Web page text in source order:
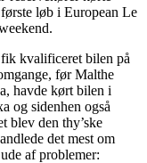
løb i European Le
kvalificeret bilen på
før Malthe
havde kørt bilen i
og sidenhen også
blev den thy’ske
det mest om
af problemer: